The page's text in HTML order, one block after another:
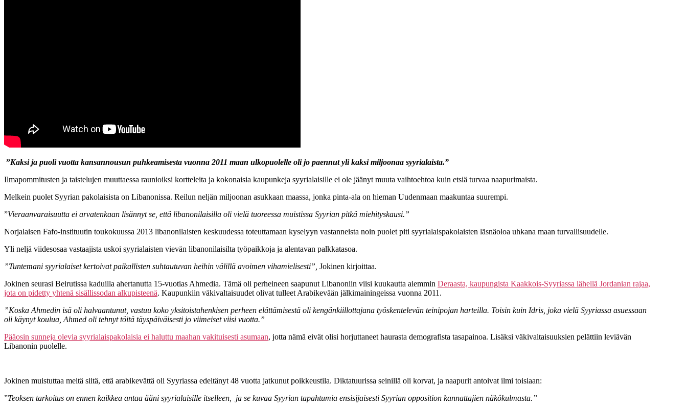
”Kaksi ja puoli vuotta kansannousun puhkeamisesta vuonna 2011 maan ulkopuolelle oli jo paennut yli kaksi miljoonaa syyrialaista.”
Ilmapommitusten ja taistelujen muuttaessa raunioiksi kortteleita ja kokonaisia kaupunkeja syyrialaisille ei ole jäänyt muuta vaihtoehtoa kuin etsiä turvaa naapurimaista.
Melkein puolet Syyrian pakolaisista on Libanonissa. Reilun neljän miljoonan asukkaan maassa, jonka pinta-ala on hieman Uudenmaan maakuntaa suurempi.
”Vieraanvaraisuutta ei arvatenkaan lisännyt se, että libanonilaisilla oli vielä tuoreessa muistissa Syyrian pitkä miehityskausi.”
Norjalaisen Fafo-instituutin toukokuussa 2013 libanonilaisten keskuudessa toteuttamaan kyselyyn vastanneista noin puolet piti syyrialaispakolaisten läsnäoloa uhkana maan turvallisuudelle.
Yli neljä viidesosaa vastaajista uskoi syyrialaisten vievän libanonilaisilta työpaikkoja ja alentavan palkkatasoa.
”Tuntemani syyrialaiset kertoivat paikallisten suhtautuvan heihin välillä avoimen vihamielisesti”, Jokinen kirjoittaa.
Jokinen seurasi Beirutissa kaduilla ahertanutta 15-vuotias Ahmedia. Tämä oli perheineen saapunut Libanoniin viisi kuukautta aiemmin Deraasta, kaupungista Kaakkois-Syyriassa lähellä Jordanian rajaa,
jota on pidetty yhtenä sisällissodan alkupisteenä. Kaupunkiin väkivaltaisuudet olivat tulleet Arabikevään jälkimainingeissa vuonna 2011.
”Koska Ahmedin isä oli halvaantunut, vastuu koko yksitoistahenkisen perheen elättämisestä oli kengänkiillottajana työskentelevän teinipojan harteilla. Toisin kuin Idris, joka vielä Syyriassa asuessaan
oli käynyt koulua, Ahmed oli tehnyt töitä täyspäiväisesti jo viimeiset viisi vuotta.”
Pääosin sunneja olevia syyrialaispakolaisia ei haluttu maahan vakituisesti asumaan, jotta nämä eivät olisi horjuttaneet haurasta demografista tasapainoa. Lisäksi väkivaltaisuuksien pelättiin leviävän
Libanonin puolelle.
Jokinen muistuttaa meitä siitä, että arabikevättä oli Syyriassa edeltänyt 48 vuotta jatkunut poikkeustila. Diktatuurissa seinillä oli korvat, ja naapurit antoivat ilmi toisiaan:
”Teoksen tarkoitus on ennen kaikkea antaa ääni syyrialaisille itselleen, ja se kuvaa Syyrian tapahtumia ensisijaisesti Syyrian opposition kannattajien näkökulmasta.”